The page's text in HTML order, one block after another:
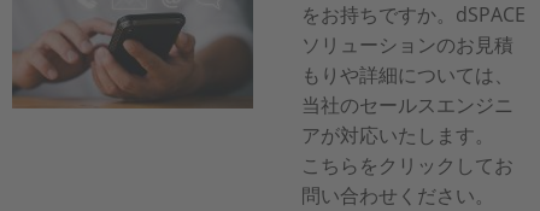
をお持ちですか。dSPACE
ソリューションのお見積
もりや詳細については、
当社のセールスエンジニ
アが対応いたします。
こちらをクリックしてお
問い合わせください。